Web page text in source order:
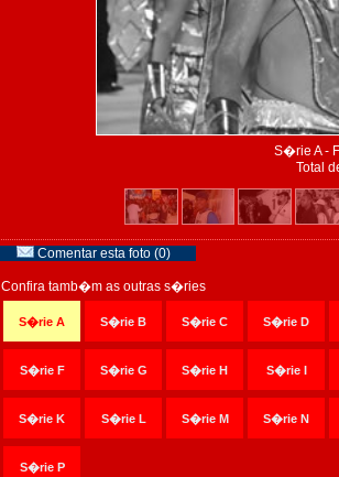
S�rie A -
Total
Comentar esta foto (0)
Confira tamb�m as outras s�ries
S�rie A S�rie B S�rie C S�rie D
S�rie F S�rie G S�rie H S�rie I
S�rie K S�rie L S�rie M S�rie N
S�rie P